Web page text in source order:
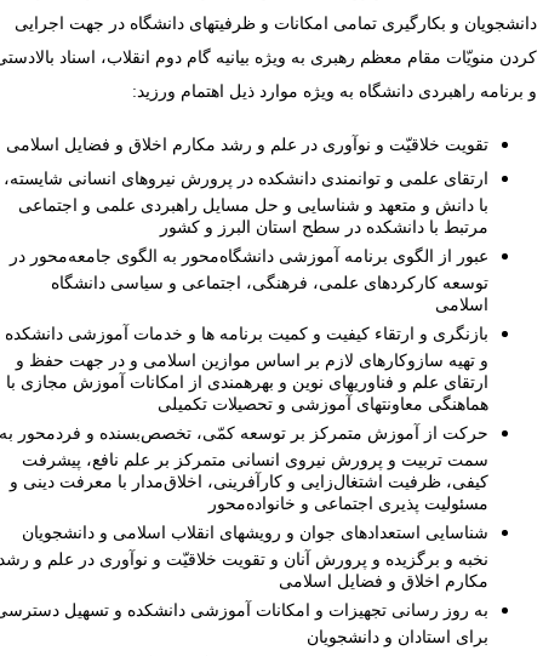
و بکارگیری تمامی امکانات و ظرفیت­های دانشگاه در جهت اجرایی
منویّات مقام معظم رهبری به ویژه بیانیه گام دوم انقلاب، اسناد بالادستی
برنامه راهبردی دانشگاه به ویژه موارد ذیل اهتمام ورزید:
تقویت خلاقیّت و نوآوری در علم و رشد مکارم اخلاق و فضایل اسلامی
ارتقای علمی و توانمندی دانشکده در پرورش نیرو­های انسانی شایسته،
با دانش و متعهد و شناسایی و حل مسایل راهبردی علمی و اجتماعی
مرتبط با دانشکده در سطح استان البرز و کشور
عبور از الگوی برنامه آموزشی دانشگاه‌محور به الگوی جامعه‌محور در
توسعه کارکردهای علمی، فرهنگی، اجتماعی و سیاسی دانشگاه
اسلامی
بازنگری و ارتقاء کیفیت و کمیت برنامه­ ها و خدمات آموزشی دانشکده
و تهیه سازوکارهای لازم بر اساس موازین اسلامی و در جهت حفظ و
ارتقای علم و فناوری­های نوین و بهره­مندی از امکانات آموزش مجازی با
هماهنگی معاونت­های آموزشی و تحصیلات تکمیلی
حرکت از آموزش متمرکز بر توسعه کمّی، تخصص‌بسنده و فردمحور به
سمت تربیت و پرورش نیروی انسانی متمرکز بر علم نافع، پیشرفت
کیفی، ظرفیت اشتغال‌زایی و کارآفرینی، اخلاق‌مدار با معرفت دینی و
مسئولیت ­پذیری اجتماعی و خانواده‌محور
شناسایی استعدادهای جوان و رویش­های انقلاب اسلامی و دانشجویان
نخبه و برگزیده و پرورش آنان و تقویت خلاقیّت و نوآوری در علم و رشد
مکارم اخلاق و فضایل اسلامی
به روز رسانی تجهیزات و امکانات آموزشی دانشکده و تسهیل دسترسی
برای استادان و دانشجویان